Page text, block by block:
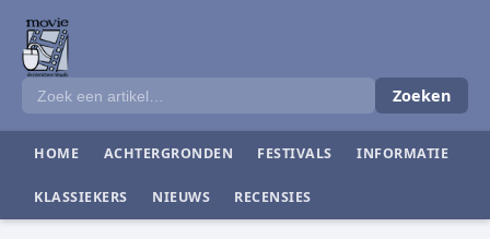
Zoeken
HOME ACHTERGRONDEN FESTIVALS INFORMATIE
KLASSIEKERS NIEUWS RECENSIES